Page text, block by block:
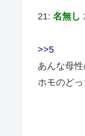
21: 名無し
>>5
あんな母
ホモのど